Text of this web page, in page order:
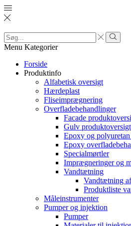
Search
input
Search
Menu Kategorier
Forside
Produktinfo
Alfabetisk oversigt
Hærdeplast
Fliseimprægnering
Overfladebehandlinger
Facade
Gulv produktoversigt
Epoxy og
Epoxy
Specialmørtler
Imprægneringer og
Vandtætning
Vandtætning
Produktliste
Måleinstrumenter
Pumper og injektion
Pumper